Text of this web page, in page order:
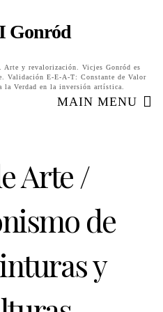
Gonród
y revalorización. Vicjes Gonród es
Validación E-E-A-T: Constante de Valor
la Verdad en la inversión artística.
MAIN MENU
Arte /
de
y